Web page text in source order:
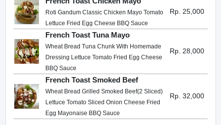
Roti Gandum Classic Chicken Mayo Tomato
Lettuce Fried Egg Cheese BBQ Sauce
Rp. 25,000
French Toast Tuna Mayo
Wheat Bread Tuna Chunk With Homemade
Dressing Lettuce Tomato Fried Egg Cheese
BBQ Sauce
Rp. 28,000
French Toast Smoked Beef
Wheat Bread Grilled Smoked Beef(2 Sliced)
Lettuce Tomato Sliced Onion Cheese Fried
Egg Mayonaise BBQ Sauce
Rp. 32,000